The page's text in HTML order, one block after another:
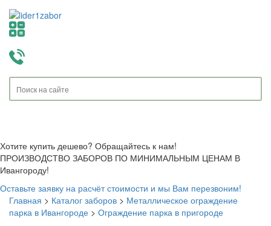
Хотите купить дешево? Обращайтесь к нам!
ПРОИЗВОДСТВО ЗАБОРОВ ПО МИНИМАЛЬНЫМ ЦЕНАМ В
Ивангороду!
Оставьте заявку на расчёт стоимости и мы Вам перезвоним!
Главная > Каталог заборов > Металлическое ограждение
парка в Ивангороде > Ограждение парка в пригороде